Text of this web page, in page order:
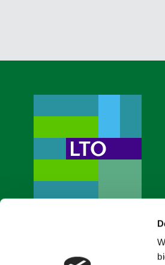
werkgeversorganisatie met
voor een sector met